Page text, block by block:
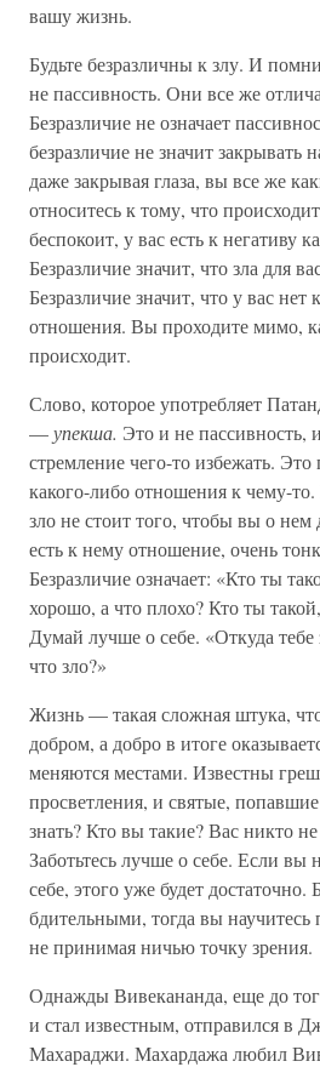
вашу жизнь.
Будьте безразличны к злу. И
не пассивность. Они все же
Безразличие не означает
безразличие не значит закрывать
даже закрывая глаза, вы все же
относитесь к тому, что
беспокоит, у вас есть к негативу
Безразличие значит, что зла для
Безразличие значит, что у вас нет
отношения. Вы проходите мимо,
происходит.
Слово, которое употребляет
—упекша. Это и не пассивность,
стремление чего-то избежать. Это
какого-либо отношения к чему-
зло не стоит того, чтобы вы о нем
есть к нему отношение, очень
Безразличие означает: «Кто ты
хорошо, а что плохо? Кто ты
Думай лучше о себе. «Откуда тебе
что зло?»
Жизнь — такая сложная штука,
добром, а добро в итоге
меняются местами. Известны
просветления, и святые,
знать? Кто вы такие? Вас никто
Заботьтесь лучше о себе. Если вы
себе, этого уже будет
бдительными, тогда вы научитесь
не принимая ничью точку зрения.
Однажды Вивекананда, еще до
и стал известным, отправился в
Махараджи. Махардажа любил